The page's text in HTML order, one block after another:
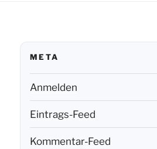
META
Anmelden
Eintrags-Feed
Kommentar-Feed